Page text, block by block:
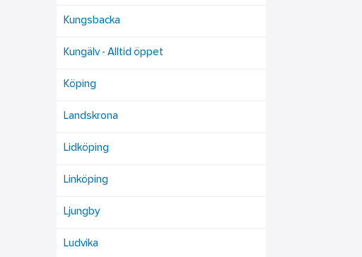
Kungsbacka
Kungälv - Alltid öppet
Köping
Landskrona
Lidköping
Linköping
Ljungby
Ludvika